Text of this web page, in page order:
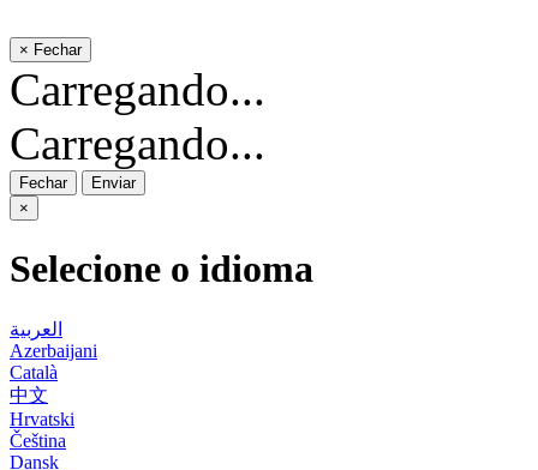
× Fechar
Carregando...
Carregando...
Fechar
Enviar
×
Selecione o idioma
العربية
Azerbaijani
Català
中文
Hrvatski
Čeština
Dansk